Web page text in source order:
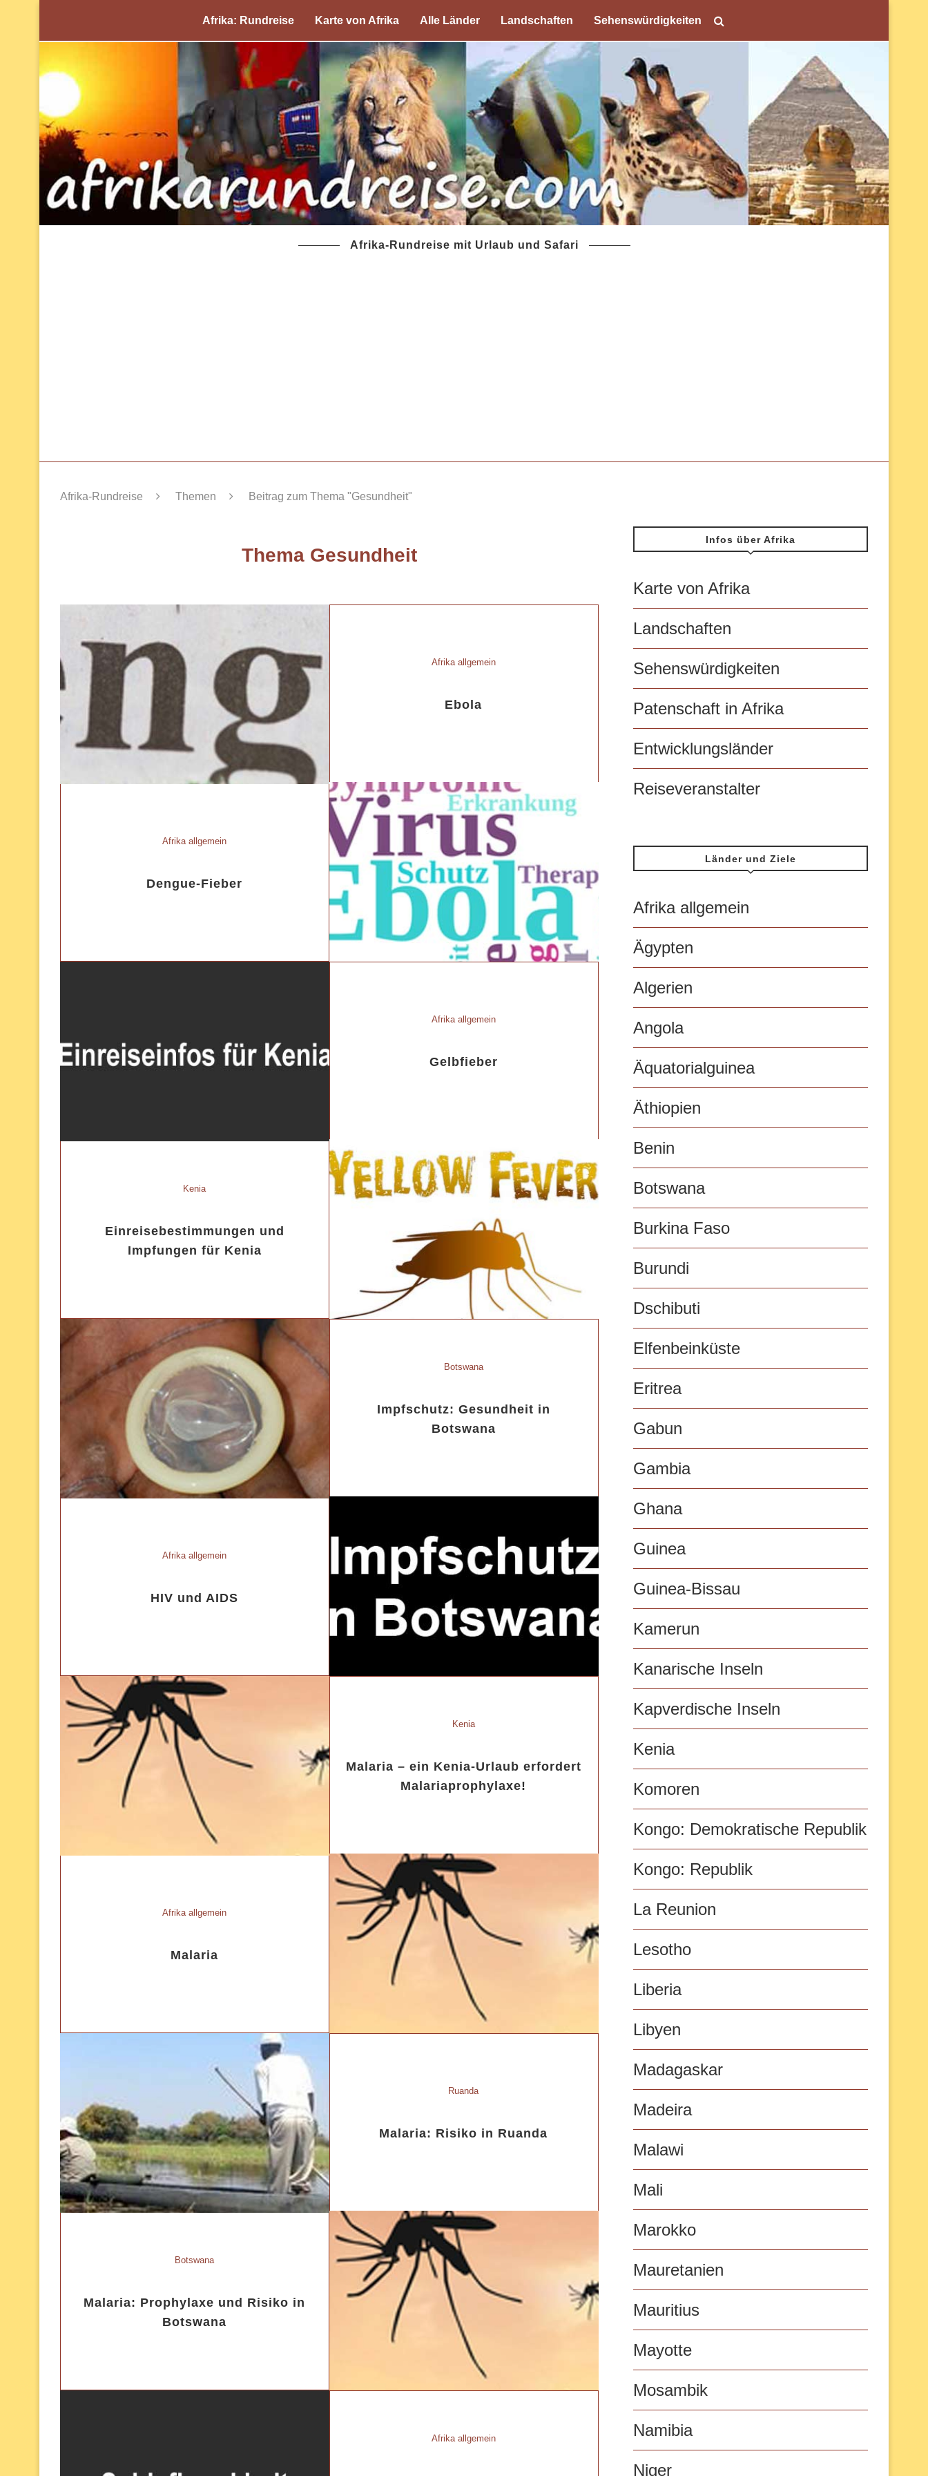
Afrika: Rundreise Karte von Afrika Alle Länder Landschaften Sehenswürdigkeiten
Afrika-Rundreise mit Urlaub und Safari
Afrika-Rundreise Themen Beitrag zum Thema "Gesundheit"
Thema Gesundheit
Afrika allgemein
Dengue-Fieber
Afrika allgemein
Ebola
Kenia
Einreisebestimmungen und
Impfungen für Kenia
Afrika allgemein
Gelbfieber
Afrika allgemein
HIV und AIDS
Botswana
Impfschutz: Gesundheit in
Botswana
Afrika allgemein
Malaria
Kenia
Malaria – ein Kenia-Urlaub erfordert
Malariaprophylaxe!
Botswana
Malaria: Prophylaxe und Risiko in
Botswana
Ruanda
Malaria: Risiko in Ruanda
Afrika allgemein
Infos über Afrika
Karte von Afrika
Landschaften
Sehenswürdigkeiten
Patenschaft in Afrika
Entwicklungsländer
Reiseveranstalter
Länder und Ziele
Afrika allgemein
Ägypten
Algerien
Angola
Äquatorialguinea
Äthiopien
Benin
Botswana
Burkina Faso
Burundi
Dschibuti
Elfenbeinküste
Eritrea
Gabun
Gambia
Ghana
Guinea
Guinea-Bissau
Kamerun
Kanarische Inseln
Kapverdische Inseln
Kenia
Komoren
Kongo: Demokratische Republik
Kongo: Republik
La Reunion
Lesotho
Liberia
Libyen
Madagaskar
Madeira
Malawi
Mali
Marokko
Mauretanien
Mauritius
Mayotte
Mosambik
Namibia
Niger